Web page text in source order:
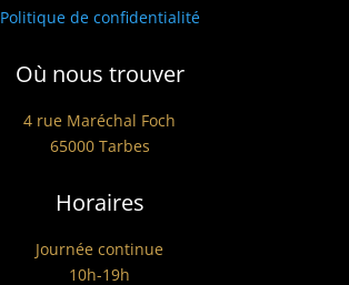
Politique de confidentialité
Où nous trouver
4 rue Maréchal Foch
65000 Tarbes
Horaires
Journée continue
10h-19h